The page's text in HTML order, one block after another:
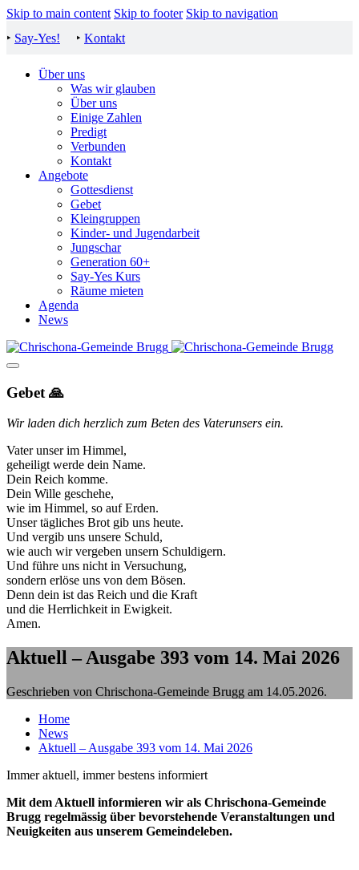
Skip to main content Skip to footer Skip to navigation
‣ Say-Yes! ‣ Kontakt
Über uns
Was wir glauben
Über uns
Einige Zahlen
Predigt
Verbunden
Kontakt
Angebote
Gottesdienst
Gebet
Kleingruppen
Kinder- und Jugendarbeit
Jungschar
Generation 60+
Say-Yes Kurs
Räume mieten
Agenda
News
Gebet 🙏
Wir laden dich herzlich zum Beten des Vaterunsers ein.
Vater unser im Himmel,
geheiligt werde dein Name.
Dein Reich komme.
Dein Wille geschehe,
wie im Himmel, so auf Erden.
Unser tägliches Brot gib uns heute.
Und vergib uns unsere Schuld,
wie auch wir vergeben unsern Schuldigern.
Und führe uns nicht in Versuchung,
sondern erlöse uns von dem Bösen.
Denn dein ist das Reich und die Kraft
und die Herrlichkeit in Ewigkeit.
Amen.
Aktuell – Ausgabe 393 vom 14. Mai 2026
Geschrieben von Chrischona-Gemeinde Brugg am 14.05.2026.
Home
News
Aktuell – Ausgabe 393 vom 14. Mai 2026
Immer aktuell, immer bestens informiert
Mit dem Aktuell informieren wir als Chrischona-Gemeinde
Brugg regelmässig über bevorstehende Veranstaltungen und
Neuigkeiten aus unserem Gemeindeleben.